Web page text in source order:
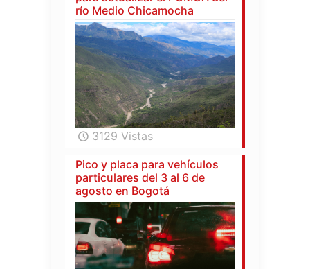
río Medio Chicamocha
3129 Vistas
Pico y placa para vehículos
particulares del 3 al 6 de
agosto en Bogotá